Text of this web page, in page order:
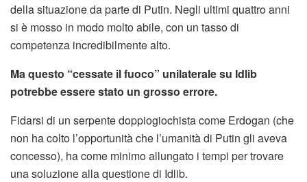
della situazione da parte di Putin. Negli ultimi quattro anni
si è mosso in modo molto abile, con un tasso di
competenza incredibilmente alto.
Ma questo “cessate il fuoco” unilaterale su Idlib
potrebbe essere stato un grosso errore.
Fidarsi di un serpente doppiogiochista come Erdogan (che
non ha colto l’opportunità che l’umanità di Putin gli aveva
concesso), ha come minimo allungato i tempi per trovare
una soluzione alla questione di Idlib.